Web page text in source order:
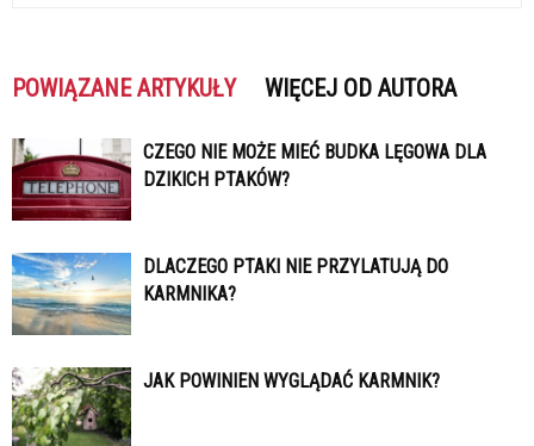
POWIĄZANE ARTYKUŁY WIĘCEJ OD AUTORA
CZEGO NIE MOŻE MIEĆ BUDKA LĘGOWA DLA
DZIKICH PTAKÓW?
DLACZEGO PTAKI NIE PRZYLATUJĄ DO
KARMNIKA?
JAK POWINIEN WYGLĄDAĆ KARMNIK?